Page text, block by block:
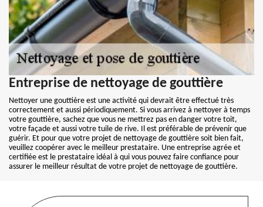
Entreprise de nettoyage de gouttière
Nettoyer une gouttière est une activité qui devrait être effectué très
correctement et aussi périodiquement. Si vous arrivez à nettoyer à temps
votre gouttière, sachez que vous ne mettrez pas en danger votre toit,
votre façade et aussi votre tuile de rive. Il est préférable de prévenir que
guérir. Et pour que votre projet de nettoyage de gouttière soit bien fait,
veuillez coopérer avec le meilleur prestataire. Une entreprise agrée et
certifiée est le prestataire idéal à qui vous pouvez faire confiance pour
assurer le meilleur résultat de votre projet de nettoyage de gouttière.